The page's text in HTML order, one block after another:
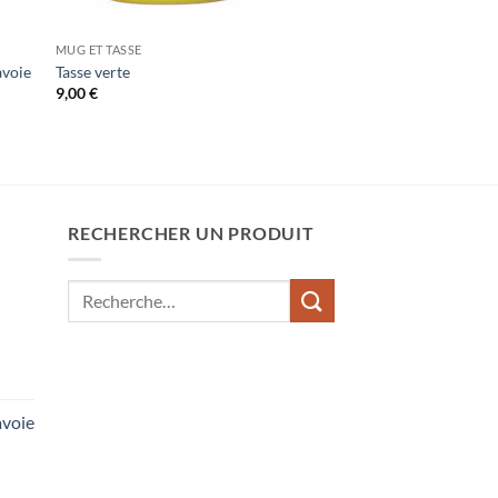
MUG ET TASSE
Tasse verte
9,00€
RECHERCHER UN PRODUIT
Recherche
pour :